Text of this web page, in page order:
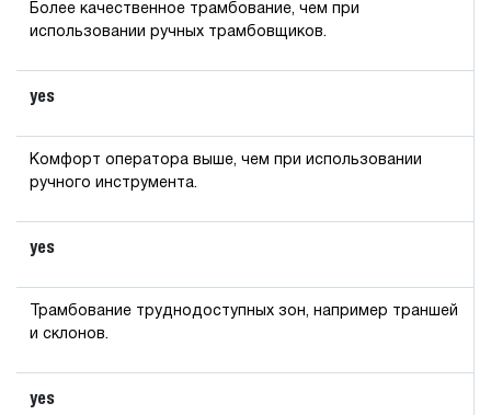
Более качественное трамбование, чем при
использовании ручных трамбовщиков.
yes
Комфорт оператора выше, чем при использовании
ручного инструмента.
yes
Трамбование труднодоступных зон, например траншей
и склонов.
yes